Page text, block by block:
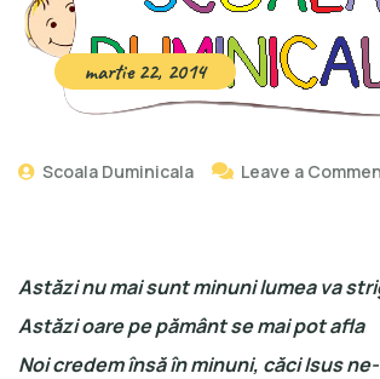
martie 22, 2014
Scoala Duminicala Leave a
Astăzi nu mai sunt minuni lumea va
Astăzi oare pe pământ se mai pot afla
Noi credem însă în minuni, căci Isus